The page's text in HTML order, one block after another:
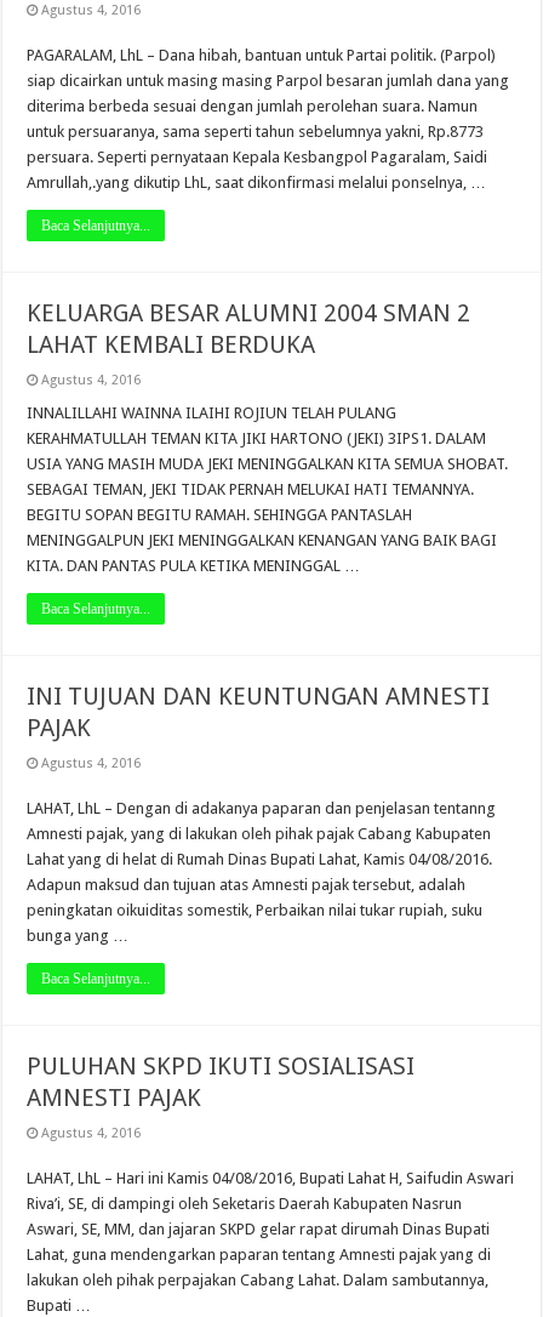
Agustus 4, 2016
PAGARALAM, LhL – Dana hibah, bantuan untuk Partai politik. (Parpol)
siap dicairkan untuk masing masing Parpol besaran jumlah dana yang
diterima berbeda sesuai dengan jumlah perolehan suara. Namun
untuk persuaranya, sama seperti tahun sebelumnya yakni, Rp.8773
persuara. Seperti pernyataan Kepala Kesbangpol Pagaralam, Saidi
Amrullah,.yang dikutip LhL, saat dikonfirmasi melalui ponselnya, …
Baca Selanjutnya...
KELUARGA BESAR ALUMNI 2004 SMAN 2
LAHAT KEMBALI BERDUKA
Agustus 4, 2016
INNALILLAHI WAINNA ILAIHI ROJIUN TELAH PULANG
KERAHMATULLAH TEMAN KITA JIKI HARTONO (JEKI) 3IPS1. DALAM
USIA YANG MASIH MUDA JEKI MENINGGALKAN KITA SEMUA SHOBAT.
SEBAGAI TEMAN, JEKI TIDAK PERNAH MELUKAI HATI TEMANNYA.
BEGITU SOPAN BEGITU RAMAH. SEHINGGA PANTASLAH
MENINGGALPUN JEKI MENINGGALKAN KENANGAN YANG BAIK BAGI
KITA. DAN PANTAS PULA KETIKA MENINGGAL …
Baca Selanjutnya...
INI TUJUAN DAN KEUNTUNGAN AMNESTI
PAJAK
Agustus 4, 2016
LAHAT, LhL – Dengan di adakanya paparan dan penjelasan tentanng
Amnesti pajak, yang di lakukan oleh pihak pajak Cabang Kabupaten
Lahat yang di helat di Rumah Dinas Bupati Lahat, Kamis 04/08/2016.
Adapun maksud dan tujuan atas Amnesti pajak tersebut, adalah
peningkatan oikuiditas somestik, Perbaikan nilai tukar rupiah, suku
bunga yang …
Baca Selanjutnya...
PULUHAN SKPD IKUTI SOSIALISASI
AMNESTI PAJAK
Agustus 4, 2016
LAHAT, LhL – Hari ini Kamis 04/08/2016, Bupati Lahat H, Saifudin Aswari
Riva’i, SE, di dampingi oleh Seketaris Daerah Kabupaten Nasrun
Aswari, SE, MM, dan jajaran SKPD gelar rapat dirumah Dinas Bupati
Lahat, guna mendengarkan paparan tentang Amnesti pajak yang di
lakukan oleh pihak perpajakan Cabang Lahat. Dalam sambutannya,
Bupati …